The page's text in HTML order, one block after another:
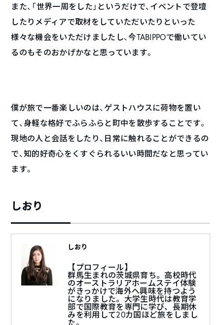
また、「世界一周をした」というだけで、イベントで登壇
したりメディアで取材をしていただいたりといった
様々な機会をいただけましたし、今TABIPPOで働いてい
るのもそのおかげかなと思っています。
僕が旅で一番楽しいのは、ゲストハウスに荷物を置い
て、身軽な格好でふらふらと町中を散歩することです。
現地の人と会話をしたり、日常に触れることができるの
で、知的好奇心をくすぐられるいい時間だなと思ってい
ます。
しおり
しおり
【プロフィール】
群馬生まれの茨城県育ち。高校時代
のオーストラリアホームステイ体験
がきっかけで海外へ興味を持つよう
になりました。大学生時代は教育学
部で国際教育を専門に学び、長期休
みを利用して20カ国ほど旅をしまし
た。